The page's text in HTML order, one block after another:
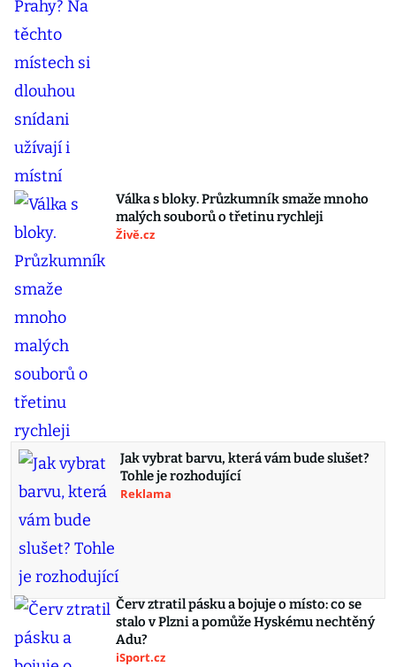
Válka s bloky. Průzkumník smaže mnoho
malých souborů o třetinu rychleji
Živě.cz
Jak vybrat barvu, která vám bude slušet?
Tohle je rozhodující
Reklama
Červ ztratil pásku a bojuje o místo: co se
stalo v Plzni a pomůže Hyskému nechtěný
Adu?
iSport.cz